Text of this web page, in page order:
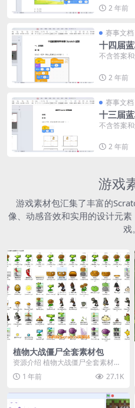
2 年前
赛事文档
十四届
不含答案
2 年前
赛事文档
十三届
不含答案
2 年前
游戏
游戏素材包汇集了丰富的
像、动感音效和实用的设计元
戏。
植物大战僵尸全套素材包
资源介绍 植物大战僵尸全套素材
包，包含227个丰富多样的素材，
涵盖角色、背景、动...
1 年前 27.1K